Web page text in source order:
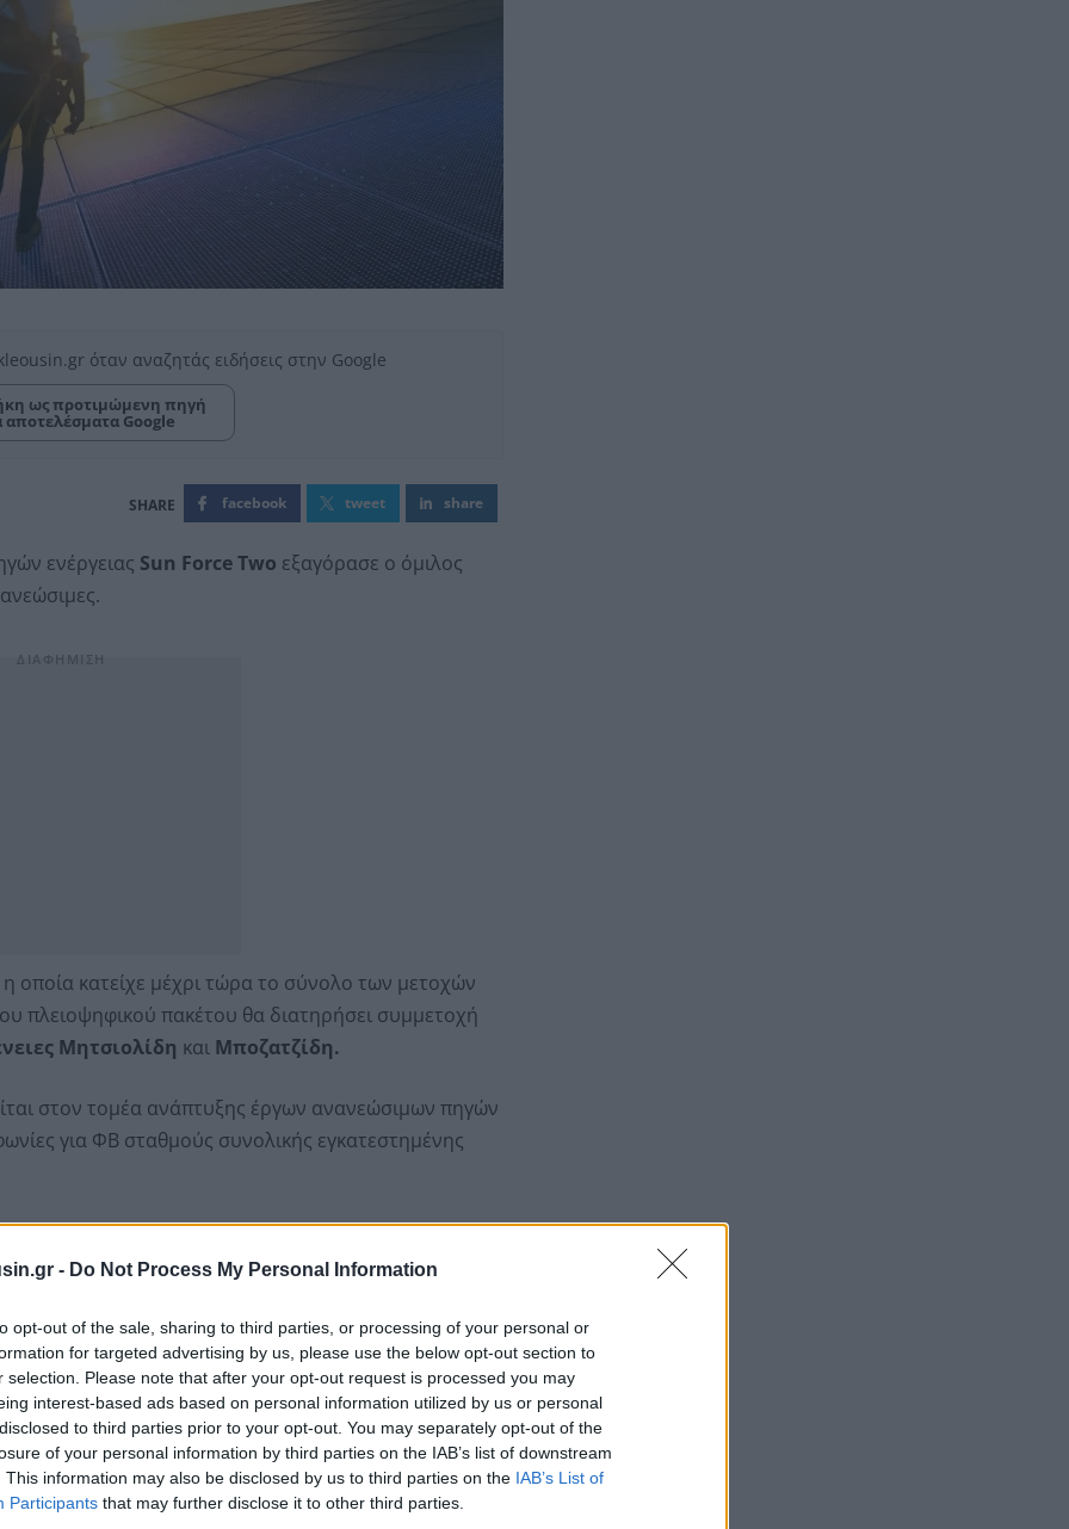
- Do Not Process My Personal Information
opt-out of the sale, sharing to third parties, or processing of your personal or
for targeted advertising by us, please use the below opt-out section to
selection. Please note that after your opt-out request is processed you may
interest-based ads based on personal information utilized by us or personal
to third parties prior to your opt-out. You may separately opt-out of the
of your personal information by third parties on the IAB’s list of downstream
This information may also be disclosed by us to third parties on the IAB’s List of
Participants that may further disclose it to other third parties.
όταν αναζητάς ειδήσεις στην Google
ως προτιμώμενη πηγή
αποτελέσματα Google
facebook tweet share
ενέργειας Sun Force Two εξαγόρασε ο όμιλος
η οποία κατείχε μέχρι τώρα το σύνολο των μετοχών
πλειοψηφικού πακέτου θα διατηρήσει συμμετοχή
Μητσιολίδη και Μποζατζίδη.
στον τομέα ανάπτυξης έργων ανανεώσιμων πηγών
για ΦΒ σταθμούς συνολικής εγκατεστημένης